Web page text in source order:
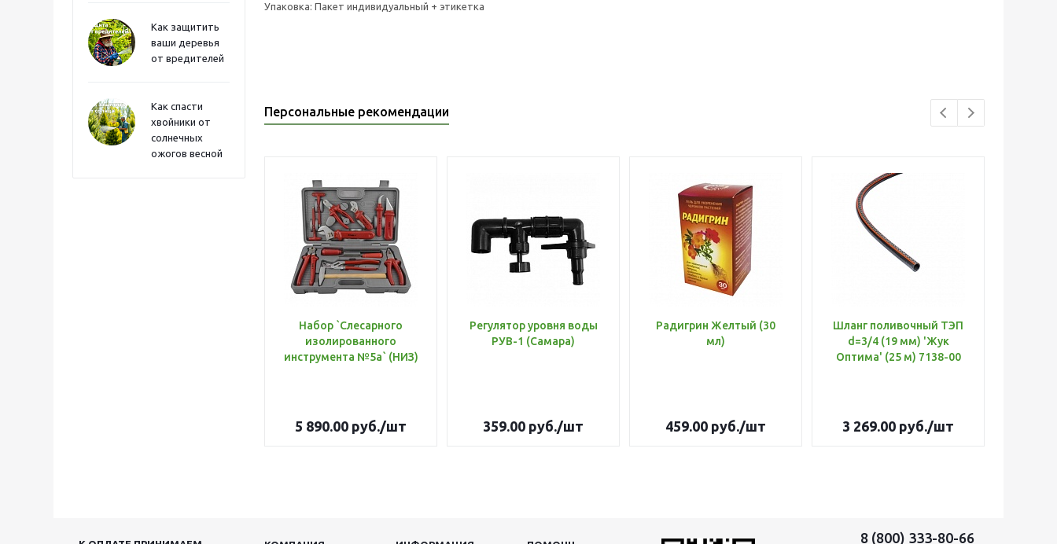
Как защитить
ваши деревья
от вредителей
Как спасти
хвойники от
солнечных
ожогов весной
Упаковка: Пакет индивидуальный + этикетка
Персональные рекомендации
Набор `Слесарного
изолированного
инструмента №5а` (НИЗ)
5 890.00 руб./шт
Регулятор уровня воды
РУВ-1 (Самара)
359.00 руб./шт
Радигрин Желтый (30
мл)
459.00 руб./шт
Шланг поливочный ТЭП
d=3/4 (19 мм) 'Жук
Оптима' (25 м) 7138-00
3 269.00 руб./шт
8 (800) 333-80-66